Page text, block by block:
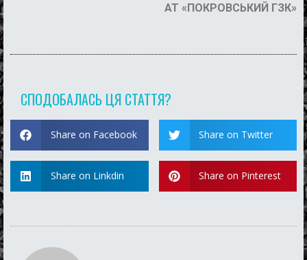
АТ «ПОКРОВСЬКИЙ ГЗК»
СПОДОБАЛАСЬ ЦЯ СТАТТЯ?
Share on Facebook Share on Twitter
Share on Linkdin Share on Pinterest